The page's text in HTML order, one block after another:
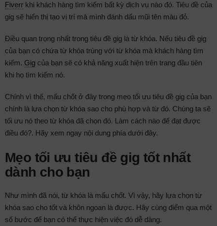
Fiverr khi khách hàng tìm kiếm bất kỳ dịch vụ nào đó. Tiêu đề của
gig sẽ hiển thị tạo vị trí mà mình đánh dấu mũi tên màu đỏ.
Điều quan trọng nhất trong tiêu đề gig là từ khóa. Nếu tiêu đề gig
của bạn có chứa từ khóa trùng với từ khóa mà khách hàng tìm
kiếm. Gig của bạn sẽ có khả năng xuất hiện trên trang đầu tiên
khi họ tìm kiếm nó.
Chính vì thế, mấu chốt ở đây trong mẹo tối ưu tiêu đề gig của bạn
chính là lựa chọn từ khóa sao cho phù hợp và từ đó. Chúng ta sẽ
tối ưu nó theo từ khóa đã chọn đó. Làm cách nào để đạt được
điều đó?. Hãy xem ngay nội dung phía dưới đây.
Mẹo tối ưu tiêu đề gig tốt nhất
dành cho bạn
Như mình đã nói, từ khóa là mấu chốt. Vì vậy, hãy lựa chọn từ
khóa sao cho tốt và khôn ngoan là được. Hãy cùng điểm qua một
số bước để bạn có thể thực hiện việc đó dễ dàng.